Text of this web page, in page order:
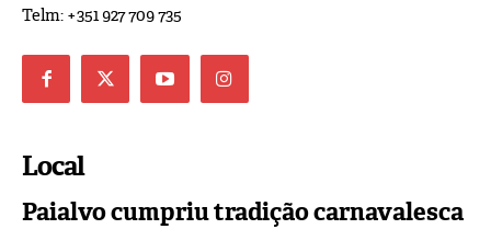
Telm: +351 927 709 735
Local
Paialvo cumpriu tradição carnavalesca